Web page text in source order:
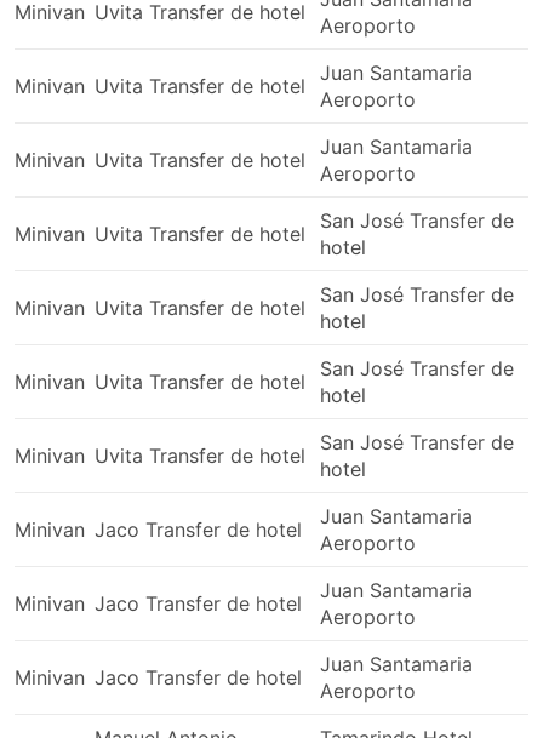
sentir-se enjoado ao viajar de van é maior do que
Minivan Uvita Transfer de hotel
Aeroporto
Minivan Uvita Transfer de hotel
Juan Santamaria
Aeroporto
Minivan Uvita Transfer de hotel
Juan Santamaria
Aeroporto
Minivan Uvita Transfer de hotel
San José Transfer de
hotel
Minivan Uvita Transfer de hotel
San José Transfer de
hotel
Minivan Uvita Transfer de hotel
San José Transfer de
hotel
Minivan Uvita Transfer de hotel
San José Transfer de
hotel
Minivan Jaco Transfer de hotel
Juan Santamaria
Aeroporto
Minivan Jaco Transfer de hotel
Juan Santamaria
Aeroporto
Minivan Jaco Transfer de hotel
Juan Santamaria
Aeroporto